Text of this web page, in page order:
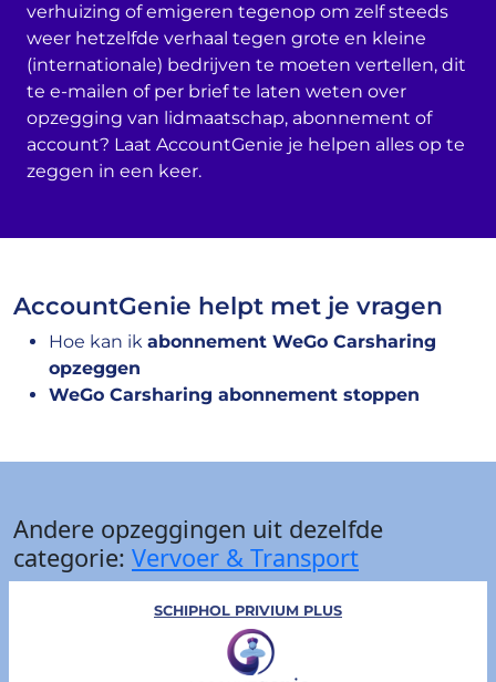
verhuizing of emigeren tegenop om zelf steeds
weer hetzelfde verhaal tegen grote en kleine
(internationale) bedrijven te moeten vertellen, dit
te e-mailen of per brief te laten weten over
opzegging van lidmaatschap, abonnement of
account? Laat AccountGenie je helpen alles op te
zeggen in een keer.
AccountGenie helpt met je vragen
Hoe kan ik abonnement WeGo Carsharing
opzeggen
WeGo Carsharing abonnement stoppen
Andere opzeggingen uit dezelfde
categorie: Vervoer & Transport
SCHIPHOL PRIVIUM PLUS